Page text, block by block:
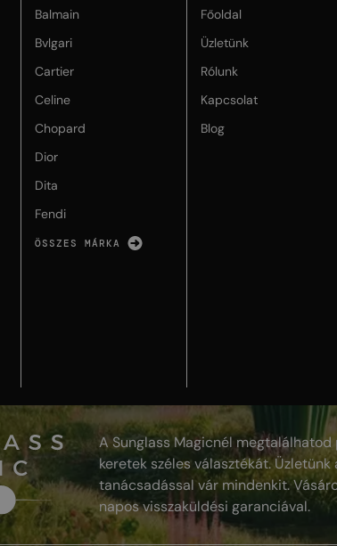
Balmain
Bvlgari
Cartier
Celine
Chopard
Dior
Dita
Fendi
ÖSSZES MÁRKA
Főoldal
Üzletünk
Rólunk
Kapcsolat
Blog
A Sunglass Magicnél
keretek széles választékát.
tanácsadással vár mindenkit.
napos visszaküldési garanciával.